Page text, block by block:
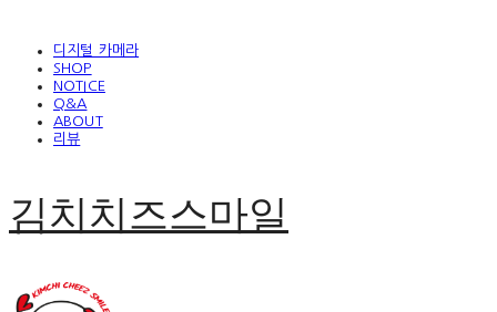
디지털 카메라
SHOP
NOTICE
Q&A
ABOUT
리뷰
김치치즈스마일